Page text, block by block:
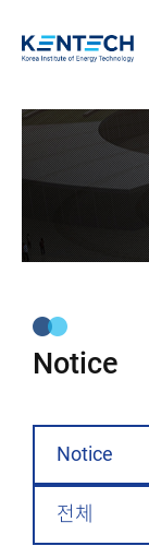
Notice
Notice
전체